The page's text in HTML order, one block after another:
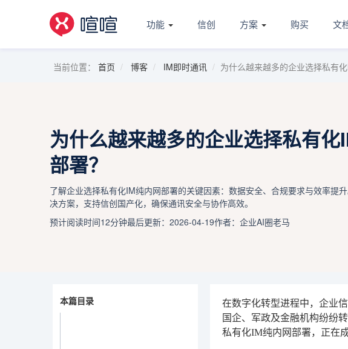
功能 信创 方案 购买 文
当前位置： 首页 博客 IM即时通讯 为什么越来越多的企业选择私有
为什么越来越多的企业选择私有化
部署？
了解企业选择私有化IM纯内网部署的关键因素：数据安全、合规要求与效率提
决方案，支持信创国产化，确保通讯安全与协作高效。
预计阅读时间12分钟最后更新：2026-04-19作者：企业AI圈老马
本篇目录
在数字化转型进程中，企业
国企、军政及金融机构纷纷
私有化IM纯内网部署，正在